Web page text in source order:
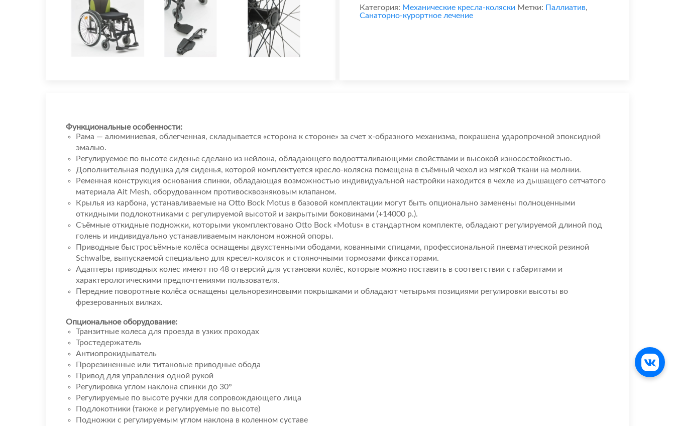
Категория: Механические кресла-коляски Метки: Паллиатив,
Санаторно-курортное лечение
Функциональные особенности:
Рама — алюминиевая, облегченная, складывается «сторона к стороне» за счет х-образного механизма, покрашена ударопрочной эпоксидной
эмалью.
Регулируемое по высоте сиденье сделано из нейлона, обладающего водоотталивающими свойствами и высокой износостойкостью.
Дополнительная подушка для сиденья, которой комплектуется кресло-коляска помещена в съёмный чехол из мягкой ткани на молнии.
Ременная конструкция основания спинки, обладающая возможностью индивидуальной настройки находится в чехле из дышащего сетчатого
материала Ait Mesh, оборудованном противосквозняковым клапаном.
Крылья из карбона, устанавливаемые на Otto Bock Motus в базовой комплектации могут быть опционально заменены полноценными
откидными подлокотниками с регулируемой высотой и закрытыми боковинами (+14000 р.).
Съёмные откидные подножки, которыми укомплектовано Otto Bock «Motus» в стандартном комплекте, обладают регулируемой длиной под
голень и индивидуально устанавливаемым наклоном ножной опоры.
Приводные быстросъёмные колёса оснащены двухстенными ободами, кованными спицами, профессиональной пневматической резиной
Schwalbe, выпускаемой специально для кресел-колясок и стояночными тормозами фиксаторами.
Адаптеры приводных колес имеют по 48 отверсий для установки колёс, которые можно поставить в соответствии с габаритами и
характерологическими предпочтениями пользователя.
Передние поворотные колёса оснащены цельнорезиновыми покрышками и обладают четырьмя позициями регулировки высоты во
фрезерованных вилках.
Опциональное оборудование:
Транзитные колеса для проезда в узких проходах
Тростедержатель
Антиопрокидыватель
Прорезиненные или титановые приводные обода
Привод для управления одной рукой
Регулировка углом наклона спинки до 30°
Регулируемые по высоте ручки для сопровождающего лица
Подлокотники (также и регулируемые по высоте)
Подножки с регулируемым углом наклона в коленном суставе